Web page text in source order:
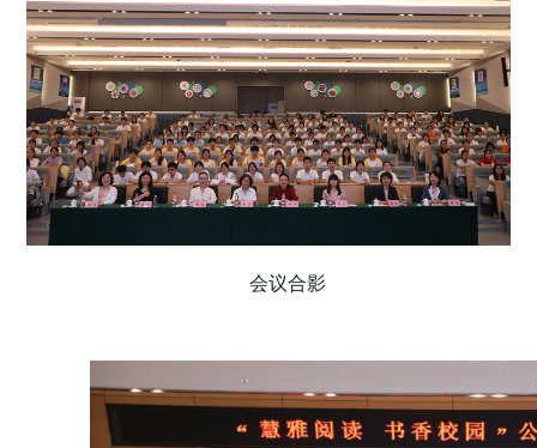
会议合影